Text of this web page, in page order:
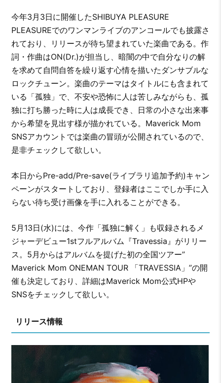
今年3月3日に開催したSHIBUYA PLEASURE
PLEASUREでのワンマンライブのアンコールでも披露さ
れており、リリースが待ち望まれていた楽曲である。作
詞・作曲はON(Dr.)が担当し、暗闇の中で自分なりの解
を求めて自問自答を繰り返す心情を描いたダンサブルな
ロックチューン。楽曲のテーマはタイトルにも含まれて
いる「孤独」で、不安や恐怖に人は苦しみながらも、孤
独に打ち勝った時に人は成長でき、日常の小さな出来事
から希望を見出す様が描かれている。Maverick Mom
SNSアカウントでは楽曲の冒頭が公開されているので、
是非チェックして欲しい。
本日からPre-add/Pre-save(ライブラリ追加予約)キャン
ペーンがスタートしており、登録者はここでしか手に入
らない待ち受け画像を手に入れることができる。
5月13日(水)には、今作「孤独に解く」も収録されるメ
ジャーデビュー1stフルアルバム『Travessia』がリリー
ス。5月からはアルバムを提げた初の全国ツアー”
Maverick Mom ONEMAN TOUR 「TRAVESSIA」”の開
催も決定しており、詳細はMaverick Mom公式HPや
SNSをチェックして欲しい。
リリース情報